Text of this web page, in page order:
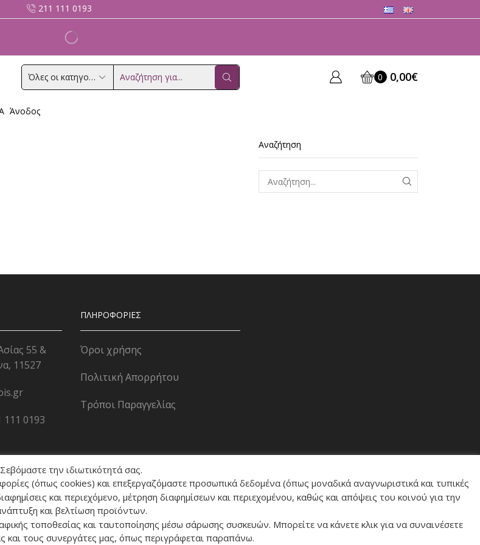
211 111 0193
Search
0 0,00€
Άνοδος
Αναζήτηση
ΑΝΑΖΗΤΗΣΗ
55 &
11527
111 0193
ΠΛΗΡΟΦΟΡΙΕΣ
Όροι χρήσης
Πολιτική Απορρήτου
Τρόποι Παραγγελίας
Σεβόμαστε την ιδιωτικότητά σας.
(όπως cookies) και επεξεργαζόμαστε προσωπικά δεδομένα (όπως μοναδικά αναγνωριστικά και τυπικές
και περιεχόμενο, μέτρηση διαφημίσεων και περιεχομένου, καθώς και απόψεις του κοινού για την
και βελτίωση προϊόντων.
τοποθεσίας και ταυτοποίησης μέσω σάρωσης συσκευών. Μπορείτε να κάνετε κλικ για να συναινέσετε
και τους συνεργάτες μας, όπως περιγράφεται παραπάνω.